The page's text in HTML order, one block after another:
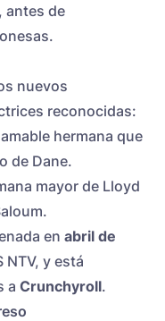
, antes de
nuevos
reconocidas:
hermana que
de Dane.
mayor de Lloyd
en abril de
NTV, y está
a Crunchyroll.